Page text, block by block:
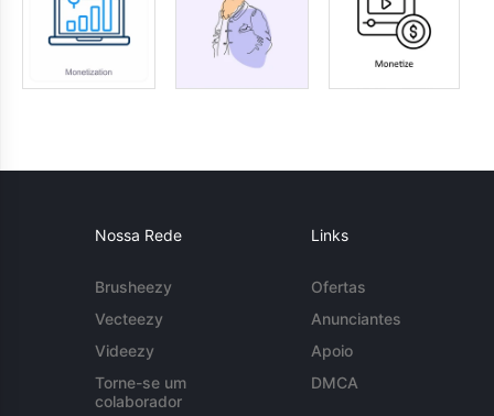
Nossa Rede
Brusheezy
Vecteezy
Videezy
Torne-se um
colaborador
Links
Ofertas
Anunciantes
Apoio
DMCA